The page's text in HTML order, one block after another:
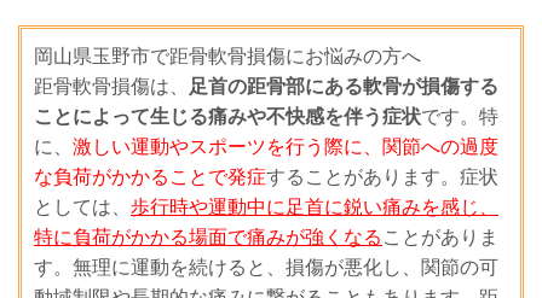
岡山県玉野市で距骨軟骨損傷にお悩みの方へ
距骨軟骨損傷は、
足首の距骨部にある軟骨が損傷する
ことによって生じる痛みや不快感を伴う症状です。特
に、 激しい運動やスポーツを行う際に、関節への過度
な負荷がかかることで発症することがあります。症状
としては、 歩行時や運動中に足首に鋭い痛みを感じ、
特に負荷がかかる場面で痛みが強くなる ことがありま
す。無理に運動を続けると、損傷が悪化し、関節の可